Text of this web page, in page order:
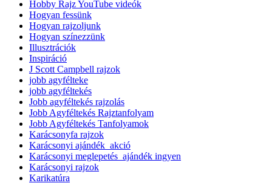
Hobby Rajz YouTube videók
Hogyan fessünk
Hogyan rajzoljunk
Hogyan színezzünk
Illusztrációk
Inspiráció
J Scott Campbell rajzok
jobb agyfélteke
jobb agyféltekés
Jobb agyféltekés rajzolás
Jobb Agyféltekés Rajztanfolyam
Jobb Agyféltekés Tanfolyamok
Karácsonyfa rajzok
Karácsonyi ajándék_akció
Karácsonyi meglepetés_ajándék ingyen
Karácsonyi rajzok
Karikatúra